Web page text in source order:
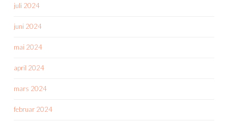
juli 2024
juni 2024
mai 2024
april 2024
mars 2024
februar 2024